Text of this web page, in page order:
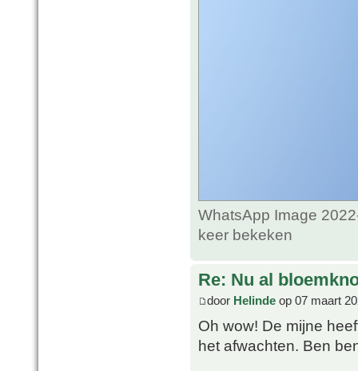
WhatsApp Image
keer bekeken
Re: Nu al
door Helinde op 07 maart
Oh wow! De mijne
het afwachten. Ben